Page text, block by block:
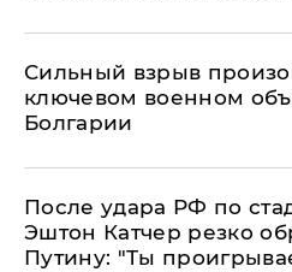
Сильный взрыв
ключевом военном
Болгарии
После удара РФ по
Эштон Катчер резко
Путину: "Ты